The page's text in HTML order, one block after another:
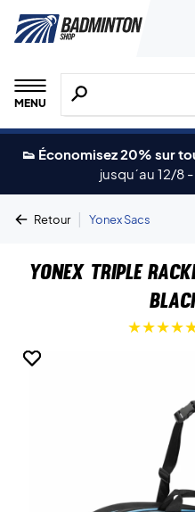
MENU
Recherche de
👟 Économisez 20% sur
jusqu´au 12/8 -
Retour | Yonex Sacs
Yonex Triple